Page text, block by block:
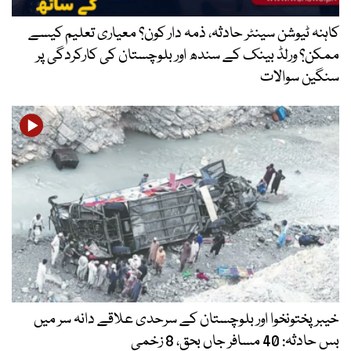
حادثہ، ذمہ دار کون؟ معیاری تعلیم کیسے
کے سندھ اور بلوچستان کی کارکردگی پر
بلوچستان کے سرحدی علاقے دانہ سر میں